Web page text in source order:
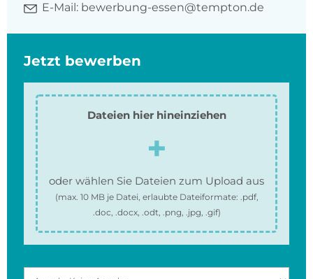
E-Mail: bewerbung-essen@tempton.de
Jetzt bewerben
Dateien hier hineinziehen
oder wählen Sie Dateien zum Upload aus
(max. 10 MBje Datei, erlaubte Dateiformate: .pdf,
.doc, .docx, .odt, .png, .jpg, .gif)